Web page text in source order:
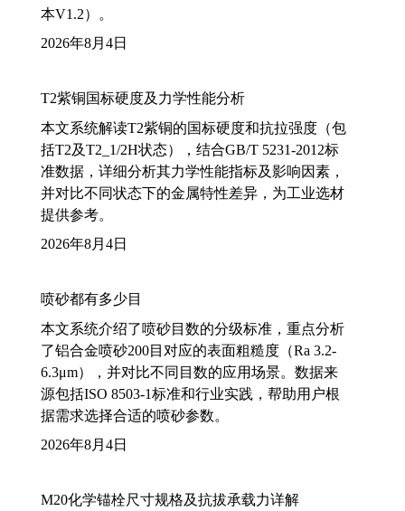
本V1.2）。
2026年8月4日
T2紫铜国标硬度及力学性能分析
本文系统解读T2紫铜的国标硬度和抗拉强度（包
括T2及T2_1/2H状态），结合GB/T 5231-2012标
准数据，详细分析其力学性能指标及影响因素，
并对比不同状态下的金属特性差异，为工业选材
提供参考。
2026年8月4日
喷砂都有多少目
本文系统介绍了喷砂目数的分级标准，重点分析
了铝合金喷砂200目对应的表面粗糙度（Ra 3.2-
6.3μm），并对比不同目数的应用场景。数据来
源包括ISO 8503-1标准和行业实践，帮助用户根
据需求选择合适的喷砂参数。
2026年8月4日
M20化学锚栓尺寸规格及抗拔承载力详解